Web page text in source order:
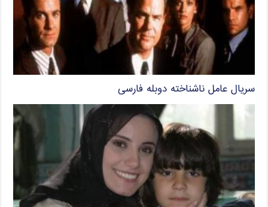
سریال عامل ناشناخته دوبله فارسی